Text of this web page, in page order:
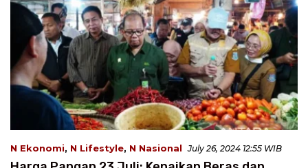
N Ekonomi, N Lifestyle, N Nasional July 26, 2024 12:55 WIB